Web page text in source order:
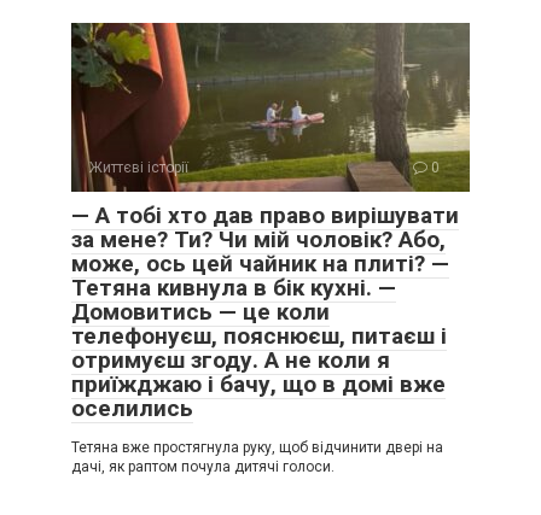
Життєві історії 0
— А тобі хто дав право вирішувати
за мене? Ти? Чи мій чоловік? Або,
може, ось цей чайник на плиті? —
Тетяна кивнула в бік кухні. —
Домовитись — це коли
телефонуєш, пояснюєш, питаєш і
отримуєш згоду. А не коли я
приїжджаю і бачу, що в домі вже
оселились
Тетяна вже простягнула руку, щоб відчинити двері на
дачі, як раптом почула дитячі голоси.